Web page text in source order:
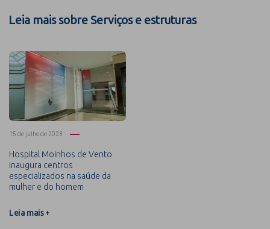
Leia mais sobre Serviços e estruturas
15 de julho de 2023
Hospital Moinhos de Vento
inaugura centros
especializados na saúde da
mulher e do homem
Leia mais +